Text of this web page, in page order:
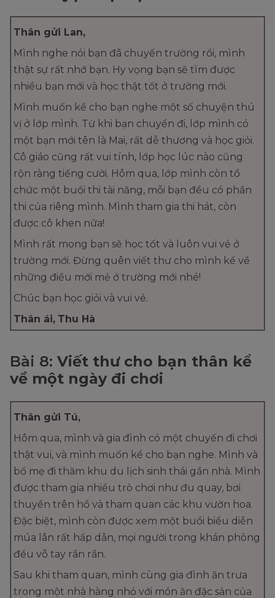
Thân gửi Lan,
Mình nghe nói bạn đã chuyển trường rồi, mình
thật sự rất nhớ bạn. Hy vọng bạn sẽ tìm được
nhiều bạn mới và học thật tốt ở trường mới.
Mình muốn kể cho bạn nghe một số chuyện thú
vị ở lớp mình. Từ khi bạn chuyển đi, lớp mình có
một bạn mới tên là Mai, rất dễ thương và học giỏi.
Cô giáo cũng rất vui tính, lớp học lúc nào cũng
rộn ràng tiếng cười. Hôm qua, lớp mình còn tổ
chức một buổi thi tài năng, mỗi bạn đều có phần
thi của riêng mình. Mình tham gia thi hát, còn
được cô khen nữa!
Mình rất mong bạn sẽ học tốt và luôn vui vẻ ở
trường mới. Đừng quên viết thư cho mình kể về
những điều mới mẻ ở trường mới nhé!
Chúc bạn học giỏi và vui vẻ.
Thân ái, Thu Hà
Bài 8: Viết thư cho bạn thân kể
về một ngày đi chơi
Thân gửi Tú,
Hôm qua, mình và gia đình có một chuyến đi chơi
thật vui, và mình muốn kể cho bạn nghe. Mình và
bố mẹ đi thăm khu du lịch sinh thái gần nhà. Mình
được tham gia nhiều trò chơi như đu quay, bơi
thuyền trên hồ và tham quan các khu vườn hoa.
Đặc biệt, mình còn được xem một buổi biểu diễn
múa lân rất hấp dẫn, mọi người trong khán phòng
đều vỗ tay rần rần.
Sau khi tham quan, mình cùng gia đình ăn trưa
trong một nhà hàng nhỏ với món ăn đặc sản của